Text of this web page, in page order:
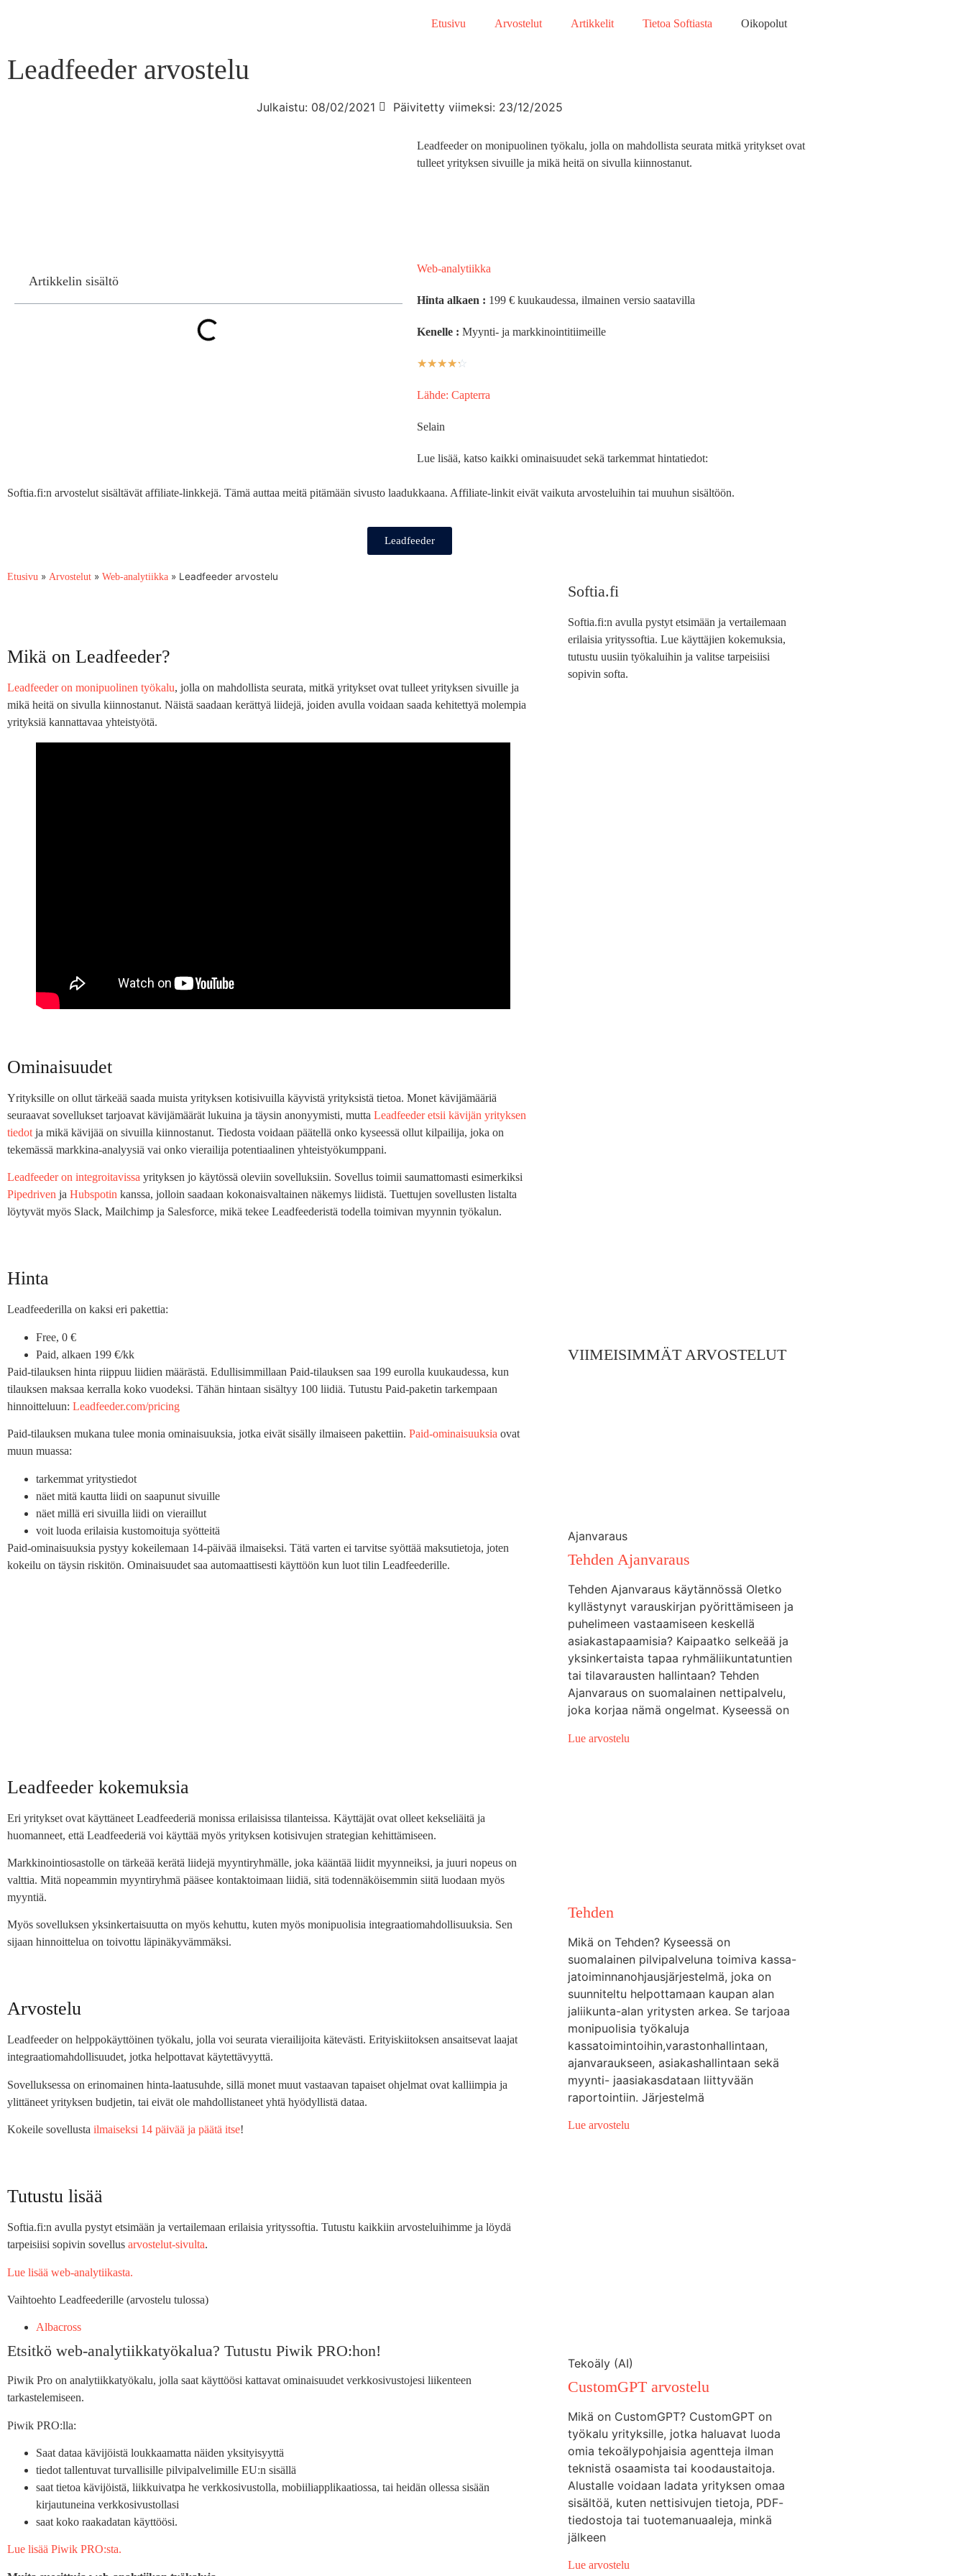
Etusivu Arvostelut Artikkelit Tietoa Softiasta Oikopolut
Leadfeeder arvostelu
Julkaistu: 08/02/2021 Päivitetty viimeksi: 23/12/2025
Leadfeeder on monipuolinen työkalu, jolla on mahdollista seurata mitkä yritykset ovat
tulleet yrityksen sivuille ja mikä heitä on sivulla kiinnostanut.
Artikkelin sisältö
Web-analytiikka
Hinta alkaen : 199 € kuukaudessa, ilmainen versio saatavilla
Kenelle : Myynti- ja markkinointitiimeille
☆☆☆☆☆
Lähde: Capterra
Selain
Lue lisää, katso kaikki ominaisuudet sekä tarkemmat hintatiedot:
Softia.fi:n arvostelut sisältävät affiliate-linkkejä. Tämä auttaa meitä pitämään sivusto laadukkaana. Affiliate-linkit eivät vaikuta arvosteluihin tai muuhun sisältöön.
Leadfeeder
Etusivu » Arvostelut » Web-analytiikka » Leadfeeder arvostelu
Mikä on Leadfeeder?
Leadfeeder on monipuolinen työkalu, jolla on mahdollista seurata, mitkä yritykset ovat tulleet yrityksen sivuille ja
mikä heitä on sivulla kiinnostanut. Näistä saadaan kerättyä liidejä, joiden avulla voidaan saada kehitettyä molempia
yrityksiä kannattavaa yhteistyötä.
Ominaisuudet
Yrityksille on ollut tärkeää saada muista yrityksen kotisivuilla käyvistä yrityksistä tietoa. Monet kävijämääriä
seuraavat sovellukset tarjoavat kävijämäärät lukuina ja täysin anonyymisti, mutta Leadfeeder etsii kävijän yrityksen
tiedot ja mikä kävijää on sivuilla kiinnostanut. Tiedosta voidaan päätellä onko kyseessä ollut kilpailija, joka on
tekemässä markkina-analyysiä vai onko vierailija potentiaalinen yhteistyökumppani.
Leadfeeder on integroitavissa yrityksen jo käytössä oleviin sovelluksiin. Sovellus toimii saumattomasti esimerkiksi
Pipedriven ja Hubspotin kanssa, jolloin saadaan kokonaisvaltainen näkemys liidistä. Tuettujen sovellusten listalta
löytyvät myös Slack, Mailchimp ja Salesforce, mikä tekee Leadfeederistä todella toimivan myynnin työkalun.
Hinta
Leadfeederilla on kaksi eri pakettia:
Free, 0 €
Paid, alkaen 199 €/kk
Paid-tilauksen hinta riippuu liidien määrästä. Edullisimmillaan Paid-tilauksen saa 199 eurolla kuukaudessa, kun
tilauksen maksaa kerralla koko vuodeksi. Tähän hintaan sisältyy 100 liidiä. Tutustu Paid-paketin tarkempaan
hinnoitteluun: Leadfeeder.com/pricing
Paid-tilauksen mukana tulee monia ominaisuuksia, jotka eivät sisälly ilmaiseen pakettiin. Paid-ominaisuuksia ovat
muun muassa:
tarkemmat yritystiedot
näet mitä kautta liidi on saapunut sivuille
näet millä eri sivuilla liidi on vieraillut
voit luoda erilaisia kustomoituja syötteitä
Paid-ominaisuuksia pystyy kokeilemaan 14-päivää ilmaiseksi. Tätä varten ei tarvitse syöttää maksutietoja, joten
kokeilu on täysin riskitön. Ominaisuudet saa automaattisesti käyttöön kun luot tilin Leadfeederille.
Leadfeeder kokemuksia
Eri yritykset ovat käyttäneet Leadfeederiä monissa erilaisissa tilanteissa. Käyttäjät ovat olleet kekseliäitä ja
huomanneet, että Leadfeederiä voi käyttää myös yrityksen kotisivujen strategian kehittämiseen.
Markkinointiosastolle on tärkeää kerätä liidejä myyntiryhmälle, joka kääntää liidit myynneiksi, ja juuri nopeus on
valttia. Mitä nopeammin myyntiryhmä pääsee kontaktoimaan liidiä, sitä todennäköisemmin siitä luodaan myös
myyntiä.
Myös sovelluksen yksinkertaisuutta on myös kehuttu, kuten myös monipuolisia integraatiomahdollisuuksia. Sen
sijaan hinnoittelua on toivottu läpinäkyvämmäksi.
Arvostelu
Leadfeeder on helppokäyttöinen työkalu, jolla voi seurata vierailijoita kätevästi. Erityiskiitoksen ansaitsevat laajat
integraatiomahdollisuudet, jotka helpottavat käytettävyyttä.
Sovelluksessa on erinomainen hinta-laatusuhde, sillä monet muut vastaavan tapaiset ohjelmat ovat kalliimpia ja
ylittäneet yrityksen budjetin, tai eivät ole mahdollistaneet yhtä hyödyllistä dataa.
Kokeile sovellusta ilmaiseksi 14 päivää ja päätä itse!
Tutustu lisää
Softia.fi:n avulla pystyt etsimään ja vertailemaan erilaisia yrityssoftia. Tutustu kaikkiin arvosteluihimme ja löydä
tarpeisiisi sopivin sovellus arvostelut-sivulta.
Lue lisää web-analytiikasta.
Vaihtoehto Leadfeederille (arvostelu tulossa)
Albacross
Etsitkö web-analytiikkatyökalua? Tutustu Piwik PRO:hon!
Piwik Pro on analytiikkatyökalu, jolla saat käyttöösi kattavat ominaisuudet verkkosivustojesi liikenteen
tarkastelemiseen.
Piwik PRO:lla:
Saat dataa kävijöistä loukkaamatta näiden yksityisyyttä
tiedot tallentuvat turvallisille pilvipalvelimille EU:n sisällä
saat tietoa kävijöistä, liikkuivatpa he verkkosivustolla, mobiiliapplikaatiossa, tai heidän ollessa sisään
kirjautuneina verkkosivustollasi
saat koko raakadatan käyttöösi.
Lue lisää Piwik PRO:sta.
Softia.fi
Softia.fi:n avulla pystyt etsimään ja vertailemaan
erilaisia yrityssoftia. Lue käyttäjien kokemuksia,
tutustu uusiin työkaluihin ja valitse tarpeisiisi
sopivin softa.
VIIMEISIMMÄT ARVOSTELUT
Ajanvaraus
Tehden Ajanvaraus
Tehden Ajanvaraus käytännössä Oletko
kyllästynyt varauskirjan pyörittämiseen ja
puhelimeen vastaamiseen keskellä
asiakastapaamisia? Kaipaatko selkeää ja
yksinkertaista tapaa ryhmäliikuntatuntien
tai tilavarausten hallintaan? Tehden
Ajanvaraus on suomalainen nettipalvelu,
joka korjaa nämä ongelmat. Kyseessä on
Lue arvostelu
Tehden
Mikä on Tehden? Kyseessä on
suomalainen pilvipalveluna toimiva kassa-
jatoiminnanohjausjärjestelmä, joka on
suunniteltu helpottamaan kaupan alan
jaliikunta-alan yritysten arkea. Se tarjoaa
monipuolisia työkaluja
kassatoimintoihin,varastonhallintaan,
ajanvaraukseen, asiakashallintaan sekä
myynti- jaasiakasdataan liittyvään
raportointiin. Järjestelmä
Lue arvostelu
Tekoäly (AI)
CustomGPT arvostelu
Mikä on CustomGPT? CustomGPT on
työkalu yrityksille, jotka haluavat luoda
omia tekoälypohjaisia agentteja ilman
teknistä osaamista tai koodaustaitoja.
Alustalle voidaan ladata yrityksen omaa
sisältöä, kuten nettisivujen tietoja, PDF-
tiedostoja tai tuotemanuaaleja, minkä
jälkeen
Lue arvostelu